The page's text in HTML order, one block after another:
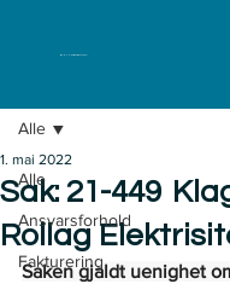
ELKLAGENEMNDA
Alle
Ansvarsforhold
Fakturering
Alle
Sak: 21-449
Rollag
1. mai 2022
Saken gjaldt uenighet